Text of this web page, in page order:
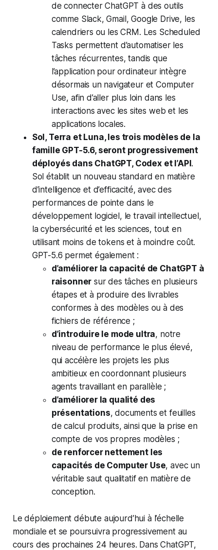
de connecter ChatGPT à des outils
comme Slack, Gmail, Google Drive, les
calendriers ou les CRM. Les Scheduled
Tasks permettent d’automatiser les
tâches récurrentes, tandis que
l’application pour ordinateur intègre
désormais un navigateur et Computer
Use, afin d’aller plus loin dans les
interactions avec les sites web et les
applications locales.
Sol, Terra et Luna, les trois modèles de la
famille GPT-5.6, seront progressivement
déployés dans ChatGPT, Codex et l’API.
Sol établit un nouveau standard en matière
d’intelligence et d’efficacité, avec des
performances de pointe dans le
développement logiciel, le travail intellectuel,
la cybersécurité et les sciences, tout en
utilisant moins de tokens et à moindre coût.
GPT-5.6 permet également :
d’améliorer la capacité de ChatGPT à
raisonner sur des tâches en plusieurs
étapes et à produire des livrables
conformes à des modèles ou à des
fichiers de référence ;
d’introduire le mode ultra, notre
niveau de performance le plus élevé,
qui accélère les projets les plus
ambitieux en coordonnant plusieurs
agents travaillant en parallèle ;
d’améliorer la qualité des
présentations, documents et feuilles
de calcul produits, ainsi que la prise en
compte de vos propres modèles ;
de renforcer nettement les
capacités de Computer Use, avec un
véritable saut qualitatif en matière de
conception.
Le déploiement débute aujourd’hui à l’échelle
mondiale et se poursuivra progressivement au
cours des prochaines 24 heures. Dans ChatGPT,